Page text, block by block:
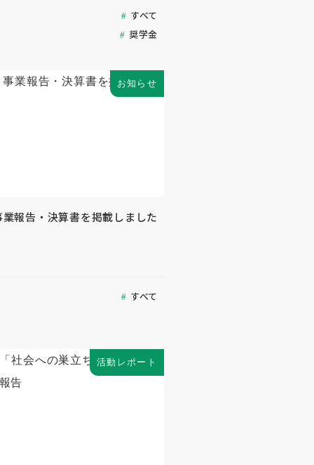
すべて
奨学金
お知らせ
報告・決算書を掲載しました
すべて
活動レポート